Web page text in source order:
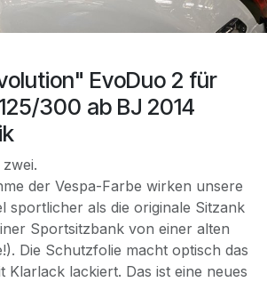
EvoDuo 2 für
300 ab BJ 2014
der Vespa-Farbe wirken unsere
sportlicher als die originale Sitzank
Sportsitzbank von einer alten
Die Schutzfolie macht optisch das
Klarlack lackiert. Das ist eine neues